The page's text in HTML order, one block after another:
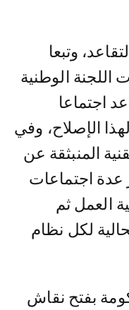
وتبعا
2024، عقدت اللجنة الوطنية
اجتماعا
الإصلاح، وفي
المنبثقة عن
عدة اجتماعات
العمل ثم
لكل نظام
بفتح نقاش